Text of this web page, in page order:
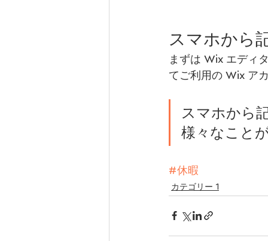
スマホから
まずは Wix エディ
てご利用の Wix ア
スマホから
様々なこと
#休暇
カテゴリー 1